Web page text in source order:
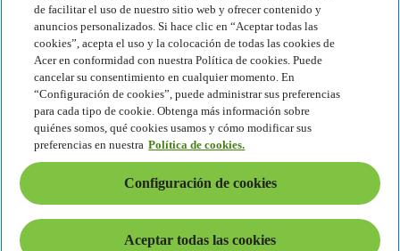
Sostenibilidad
Responsabilidad social corporativa
Huella de carbono del producto
Proyecto Humanity
Earthion
Política de privacidad
Política de cookies
Aviso legal
Información legal adicional
Política de accesibilidad
Configuración de cookies
América Latina - Español
de facilitar el uso de nuestro sitio web y ofrecer contenido y
anuncios personalizados. Si hace clic en “Aceptar todas las
cookies”, acepta el uso y la colocación de todas las cookies de
Acer en conformidad con nuestra Política de cookies. Puede
cancelar su consentimiento en cualquier momento. En
“Configuración de cookies”, puede administrar sus preferencias
para cada tipo de cookie. Obtenga más información sobre
quiénes somos, qué cookies usamos y cómo modificar sus
preferencias en nuestra Política de cookies.
Configuración de cookies
Aceptar todas las cookies